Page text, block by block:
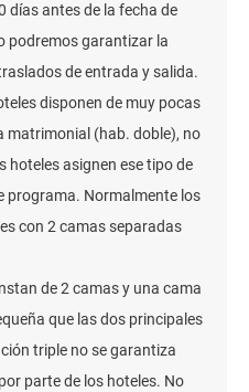
días antes de la fecha de
podremos garantizar la
de entrada y salida.
disponen de muy pocas
matrimonial (hab. doble), no
hoteles asignen ese tipo de
programa. Normalmente los
con 2 camas separadas
de 2 camas y una cama
que las dos principales
triple no se garantiza
parte de los hoteles. No